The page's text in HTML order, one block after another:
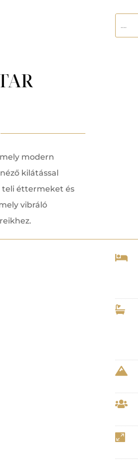
modern
kilátással
teli éttermeket és
vibráló




